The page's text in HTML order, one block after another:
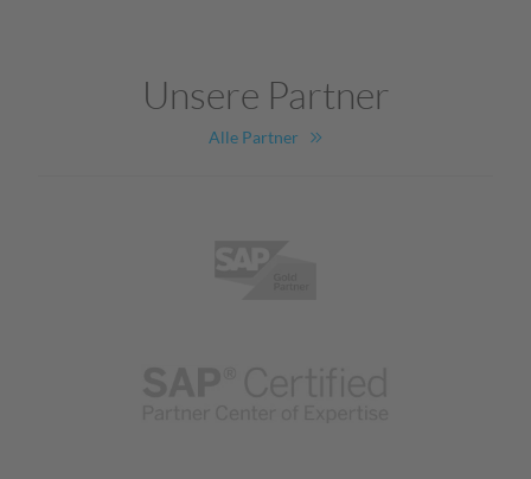
Unsere Partner
Alle Partner